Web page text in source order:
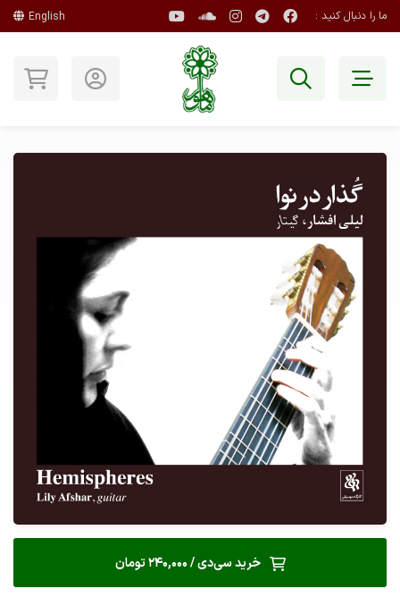
ما را دنبال کنید : English
خرید سی‌دی / 240,000 تومان